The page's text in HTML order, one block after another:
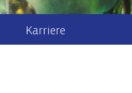
Karriere